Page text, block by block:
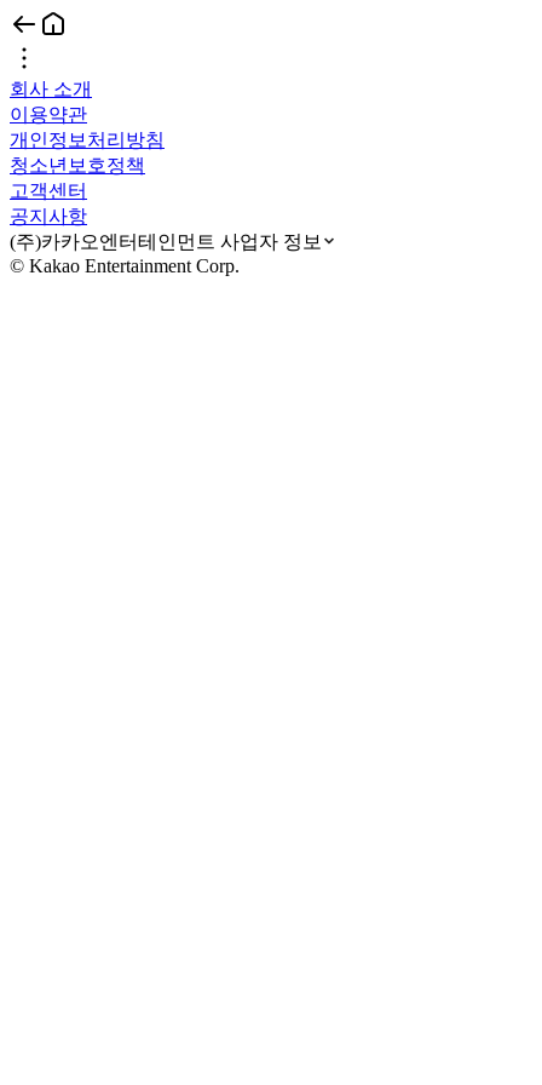
회사 소개
이용약관
개인정보처리방침
청소년보호정책
고객센터
공지사항
(주)카카오엔터테인먼트 사업자 정보
© Kakao Entertainment Corp.